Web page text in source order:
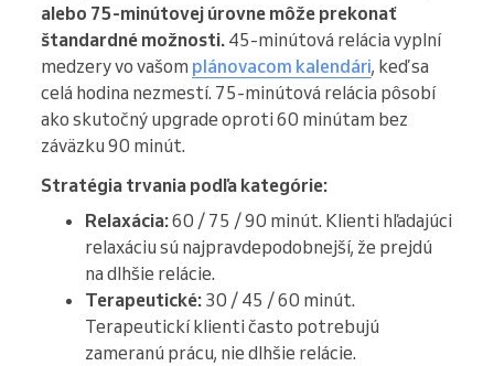
alebo 75-minútovej úrovne môže prekonať
štandardné možnosti. 45-minútová relácia vyplní
medzery vo vašom plánovacom kalendári, keď sa
celá hodina nezmestí. 75-minútová relácia pôsobí
ako skutočný upgrade oproti 60 minútam bez
záväzku 90 minút.
Stratégia trvania podľa kategórie:
Relaxácia:60 / 75 / 90 minút. Klienti hľadajúci
relaxáciu sú najpravdepodobnejší, že prejdú
na dlhšie relácie.
Terapeutické: 30 / 45 / 60 minút.
Terapeutickí klienti často potrebujú
zameranú prácu, nie dlhšie relácie.